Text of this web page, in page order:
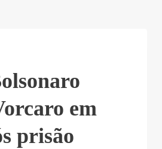
em
prisão